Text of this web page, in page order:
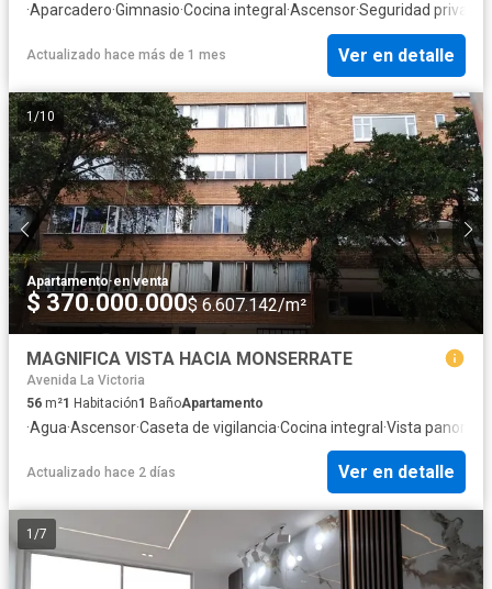
·Aparcadero·Gimnasio·Cocina integral ·Ascensor·Seguridad privada
Actualizado hace más de 1 mes Ver en detalle
1/10
Apartamento·en venta
$ 370.000.000$ 6.607.142/m²
MAGNIFICA VISTA HACIA MONSERRATE
Avenida La Victoria
56 m²1 Habitación1 BañoApartamento
·Agua·Ascensor·Caseta de vigilancia·Cocina integral ·Vista
Actualizado hace 2 días Ver en detalle
1 /7